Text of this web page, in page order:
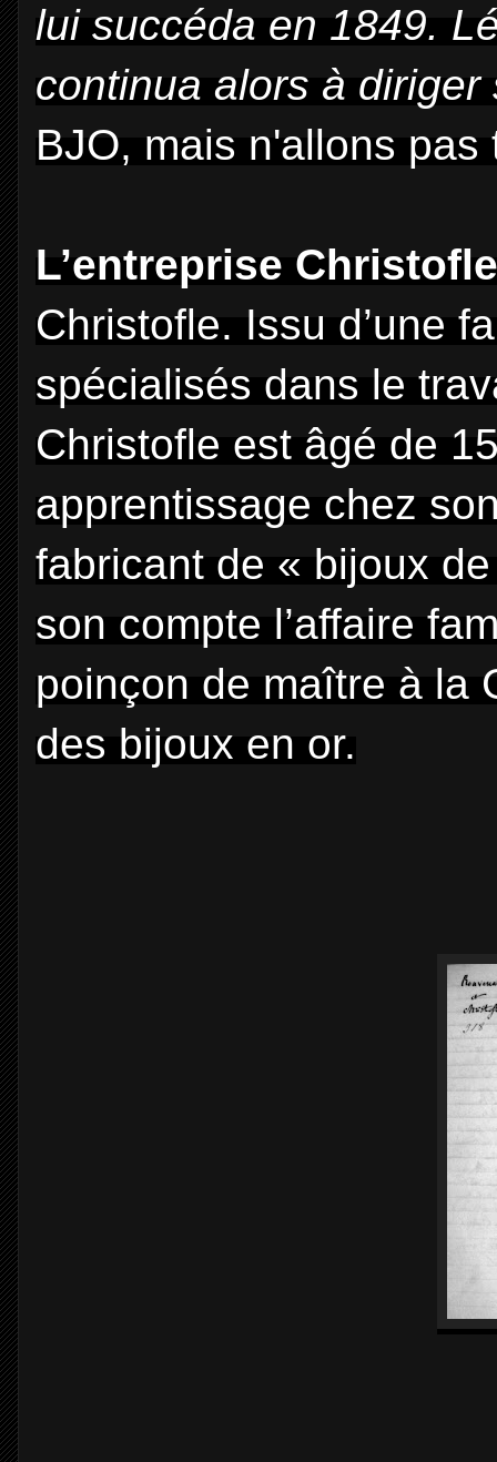
lui succéda en 1849.
continua alors à
BJO, mais n'allons pas
L’entreprise
Christofle. Issu d’une
spécialisés dans le
Christofle est âgé de
apprentissage chez
fabricant de « bijoux
son compte l’affaire
poinçon de maître à la
des bijoux en or.